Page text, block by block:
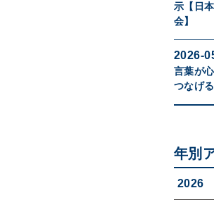
示【日
会】
2026-
言葉が
つなげる
年別
2026